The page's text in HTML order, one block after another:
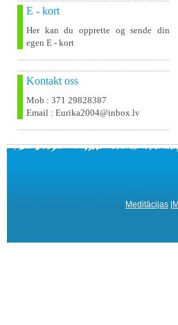
E - kort
Her kan du opprette og sende din
egen E - kort
Kontakt oss
Mob : 371 29828387
Email : Eurika2004@inbox.lv
Meditācijas